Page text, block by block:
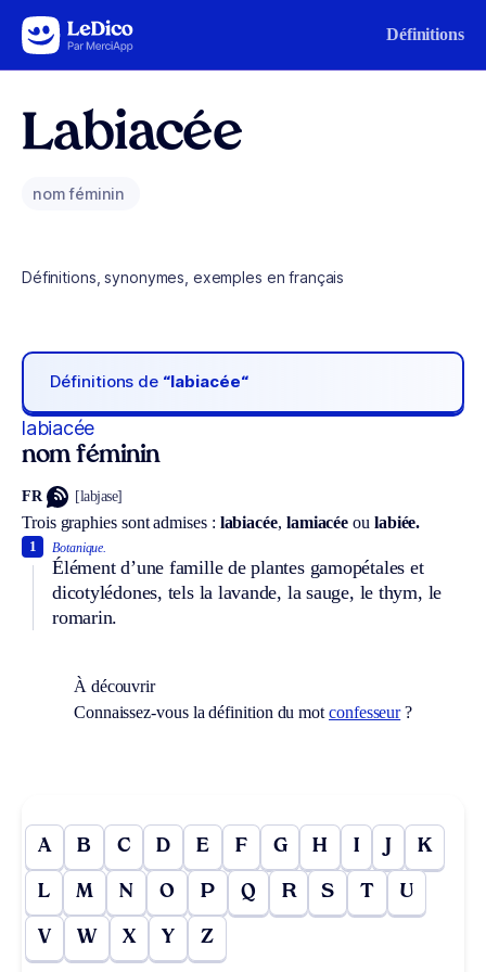
Aller au contenu Définitions
Labiacée
nom féminin
Définitions, synonymes, exemples en français
Définitions de “labiacée“
labiacée
nom féminin
FR [labjase]
Trois graphies sont admises : labiacée, lamiacée ou labiée.
Botanique.
Élément d’une famille de plantes gamopétales et
dicotylédones, tels la lavande, la sauge, le thym, le
romarin.
1
À découvrir
Connaissez-vous la définition du mot confesseur?
A B C D E F G H I J K
L M N O P Q R S T U
V W X Y Z